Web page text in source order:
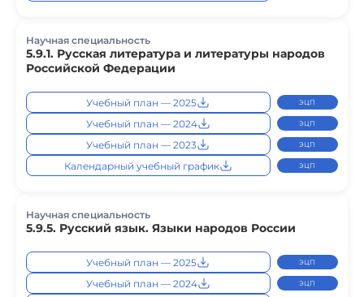
Научная специальность
5.9.1. Русская литература и литературы народов
Российской Федерации
Учебный план — 2025 ЭЦП
Учебный план — 2024 ЭЦП
Учебный план — 2023 ЭЦП
Календарный учебный график ЭЦП
Научная специальность
5.9.5. Русский язык. Языки народов России
Учебный план — 2025 ЭЦП
Учебный план — 2024 ЭЦП